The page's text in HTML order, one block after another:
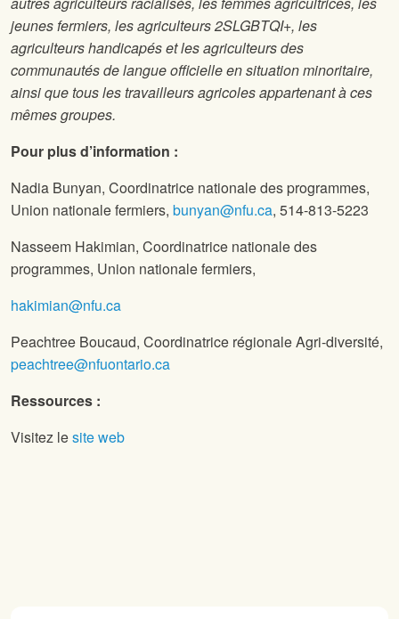
jeunes fermiers, les agriculteurs 2SLGBTQI+, les
agriculteurs handicapés et les agriculteurs des
communautés de langue officielle en situation minoritaire,
ainsi que tous les travailleurs agricoles appartenant à ces
mêmes groupes.
Pour plus d’information :
Nadia Bunyan, Coordinatrice nationale des programmes,
Union nationale fermiers, bunyan@nfu.ca, 514-813-5223
Nasseem Hakimian, Coordinatrice nationale des
programmes, Union nationale fermiers,
hakimian@nfu.ca
Peachtree Boucaud, Coordinatrice régionale Agri-diversité,
peachtree@nfuontario.ca
Ressources :
Visitez lesite web